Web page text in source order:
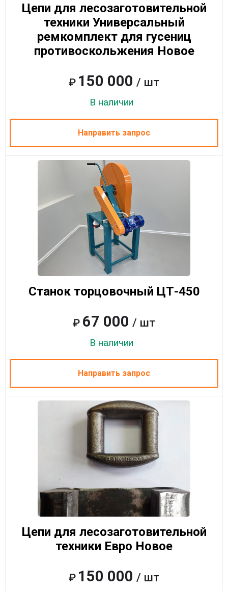
Цепи для лесозаготовительной
техники Универсальный
ремкомплект для гусениц
противоскольжения Новое
₽ 150 000 / шт
В наличии
Направить запрос
Станок торцовочный ЦТ-450
₽ 67 000 / шт
В наличии
Направить запрос
Цепи для лесозаготовительной
техники Евро Новое
₽ 150 000 / шт